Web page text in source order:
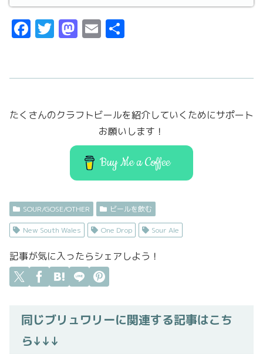
F
e
b
o
T
t
er
M
o
o
n
E
l
たくさんのクラフトビールを紹介していくためにサポート
お願いします！
Buy Me a Coffee
SOUR/GOSE/OTHER ビールを飲む
New South Wales One Drop Sour Ale
記事が気に入ったらシェアしよう！
同じブリュワリーに関連する記事はこち
ら↓↓↓